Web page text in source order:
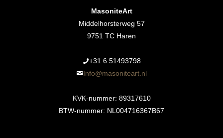
MasoniteArt
Middelhorsterweg 57
9751 TC Haren
+31 6 51493798‬
Info@masoniteart.nl
KVK-nummer: 89317610
BTW-nummer: NL004716367B67